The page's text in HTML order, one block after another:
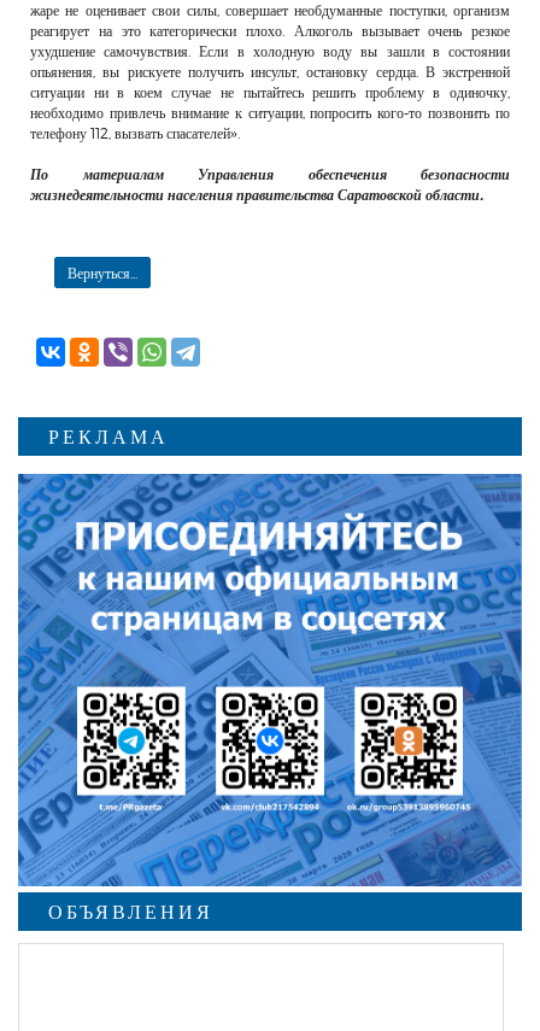
жаре не оценивает свои силы, совершает необдуманные поступки, организм
реагирует на это категорически плохо. Алкоголь вызывает очень резкое
ухудшение самочувствия. Если в холодную воду вы зашли в состоянии
опьянения, вы рискуете получить инсульт, остановку сердца. В экстренной
ситуации ни в коем случае не пытайтесь решить проблему в одиночку,
необходимо привлечь внимание к ситуации, попросить кого-то позвонить по
телефону 112, вызвать спасателей».
По материалам Управления обеспечения безопасности
жизнедеятельности населения правительства Саратовской области.
Вернуться...
РЕКЛАМА
ОБЪЯВЛЕНИЯ